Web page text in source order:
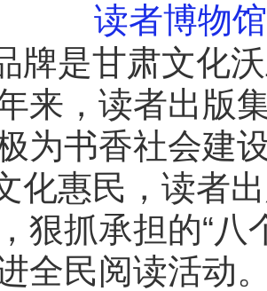
读者博物
牌是甘肃文化
来，读者出版
为书香社会建
化惠民，读者
狠抓承担的“八
全民阅读活动